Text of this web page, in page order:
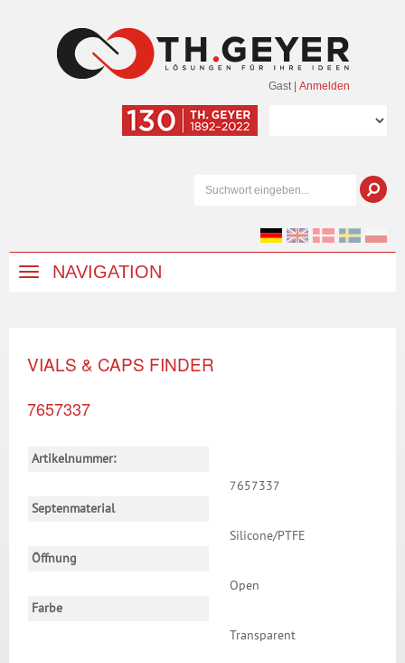
Gast Anmelden
NAVIGATION
VIALS & CAPS FINDER
7657337
Artikelnummer:
7657337
Septenmaterial
Silicone/PTFE
Öffnung
Open
Farbe
Transparent